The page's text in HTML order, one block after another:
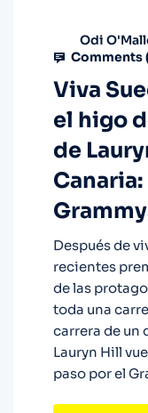
Odi
Comments
Viva
el higo
de
Después de
recientes
de las
toda una
carrera de un
Lauryn Hill
paso por el